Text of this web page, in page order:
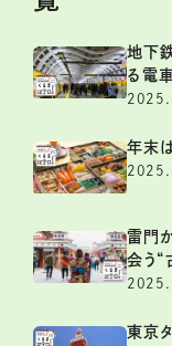
地下
る電
年末
雷門
会う“
東京